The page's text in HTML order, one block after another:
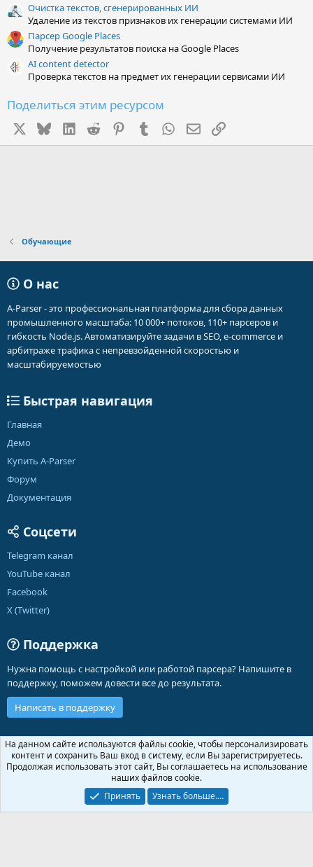
Очистка текстов, сгенерированных ИИ
Удаление из текстов признаков их генерации системами ИИ
Парсер Google Places
Получение результатов поиска на Google Places
AI content detector
Проверка текстов на предмет их генерации сервисами ИИ
Поделиться этим ресурсом
BlueskyLinkedIn
Reddit PinterestTumblr WhatsApp
Электронная почта
Ссылка
Обучающие
О нас
A-Parser - это профессиональная платформа для сбора данных
промышленного масштаба: 10 000+ потоков, 110+ парсеров и
гибкость Node.js. Автоматизируйте задачи в SEO, e-commerce и
арбитраже трафика с непревзойденной скоростью и
масштабируемостью
Быстрая навигация
Главная
Демо
Купить A-Parser
Форум
Документация
Соцсети
Telegram канал
YouTube канал
Facebook
X (Twitter)
Поддержка
Нужна помощь с настройкой или работой парсера? Напишите в
поддержку, поможем довести все до результата.
Написать в поддержку
Russian (RU)
Обратная связь
Условия и правила
Политика конфиденциальности
Помощь
Community platform by XenForo ® © 2010-2026 XenForo Ltd.
На данном сайте используются файлы cookie, чтобы персонализировать
контент и сохранить Ваш вход в систему, если Вы зарегистрируетесь.
Продолжая использовать этот сайт, Вы соглашаетесь на использование
наших файлов cookie.
Принять
Узнать больше.…